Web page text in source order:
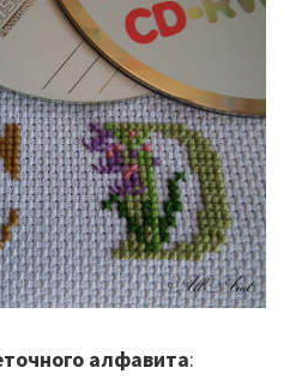
алфавита: